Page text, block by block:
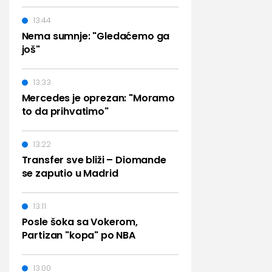
Nema sumnje: "Gledaćemo ga
još"
13:44
Mercedes je oprezan: "Moramo
to da prihvatimo"
13:33
Transfer sve bliži – Diomande
se zaputio u Madrid
13:22
Posle šoka sa Vokerom,
Partizan "kopa" po NBA
13:11
13:00